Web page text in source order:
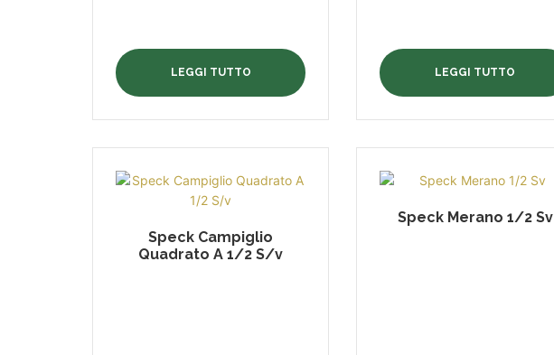
LEGGI TUTTO LEGGI TUTTO
Speck Campiglio
Quadrato A 1/2 S/v
Speck Merano 1/2 Sv